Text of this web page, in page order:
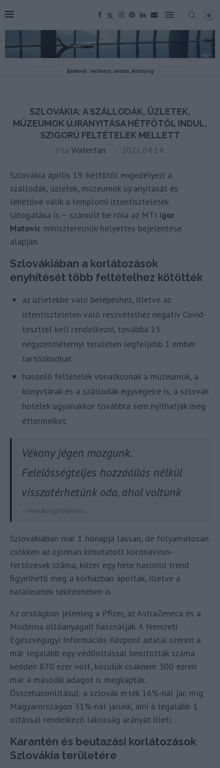
Spabook: wellness, utazás, közösség
SZLOVÁKIA: A SZÁLLODÁK, ÜZLETEK,
MÚZEUMOK ÚJRANYITÁSA HÉTFŐTŐL INDUL,
SZIGORÚ FELTÉTELEK MELLETT
írta Waterfan 2021.04.14.
Szlovákia április 19. hétfőtől engedélyezi a
szállodák, üzletek, múzeumok újranyitását és
lehetővé válik a templomi istentiszteletek
látogatása is – számolt be róla az MTI Igor
Matovic miniszterelnök-helyettes bejelentése
alapján.
Szlovákiában a korlátozások
enyhítését több feltételhez kötötték
az üzletekbe való belépéshez, illetve az
istentiszteleten való részvételhez negatív Covid-
teszttel kell rendelkezni, továbbá 15
négyzetméternyi területen legfeljebb 1 ember
tartózkodhat.
hasonló feltételek vonatkoznak a múzeumok, a
könyvtárak és a szállodák egységeire is, a szlovák
hotelek ugyanakkor továbbra sem nyithatják meg
éttermeiket.
Vékony jégen mozgunk.
Felelősségteljes hozzáállás nélkül
visszatérhetünk oda, ahol voltunk
– mondta Igor Matovic
Szlovákiában már 1 hónapja lassan, de folyamatosan
csökken az újonnan kimutatott koronavírus-
fertőzések száma, közel egy hete hasonló trend
figyelhető meg a kórházban ápoltak, illetve a
halálesetek tekintetében is.
Az országban jelenleg a Pfizer, az AstraZeneca és a
Moderna oltóanyagait használják. A Nemzeti
Egészségügyi Információs Központ adatai szerint a
már legalább egy védőoltással beoltottak száma
kedden 870 ezer volt, közülük csaknem 300 ezren
már a második adagot is megkapták.
Összehasonlításul: a szlovák érték 16%-nál jár, míg
Magyarországon 31%-nál járunk, ami a legalább 1
oltással rendelkező lakosság arányát illeti.
Karantén és beutazási korlátozások
Szlovákia területére